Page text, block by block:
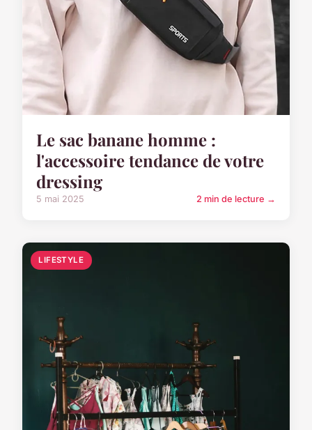
Le sac banane homme :
l'accessoire tendance de votre
dressing
5 mai 2025 2 min de lecture →
LIFESTYLE